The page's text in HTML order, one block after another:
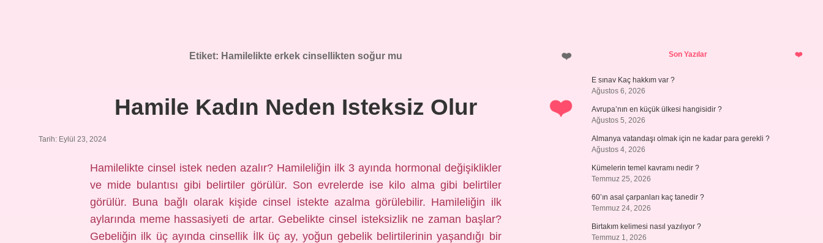
Etiket: Hamilelikte erkek cinsellikten soğur mu
Hamile Kadın Neden Isteksiz Olur
Tarih: Eylül 23, 2024
Hamilelikte cinsel istek neden azalır? Hamileliğin ilk 3 ayında hormonal değişiklikler
ve mide bulantısı gibi belirtiler görülür. Son evrelerde ise kilo alma gibi belirtiler
görülür. Buna bağlı olarak kişide cinsel istekte azalma görülebilir. Hamileliğin ilk
aylarında meme hassasiyeti de artar. Gebelikte cinsel isteksizlik ne zaman başlar?
Gebeliğin ilk üç ayında cinsellik İlk üç ay, yoğun gebelik belirtilerinin yaşandığı bir
SidebarSon Yazılar
E sınav Kaç hakkım var ?
Ağustos 6, 2026
Avrupa’nın en küçük ülkesi hangisidir ?
Ağustos 5, 2026
Almanya vatandaşı olmak için ne kadar para gerekli ?
Ağustos 4, 2026
Kümelerin temel kavramı nedir ?
Temmuz 25, 2026
60’ın asal çarpanları kaç tanedir ?
Temmuz 24, 2026
Birtakım kelimesi nasıl yazılıyor ?
Temmuz 1, 2026